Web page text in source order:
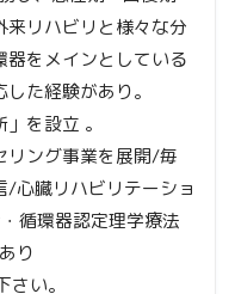
リハビリと様々な分
をメインとしている
た経験があり。
を設立 。
リング事業を展開/毎
/心臓リハビリテーショ
循環器認定理学療法
り
い。